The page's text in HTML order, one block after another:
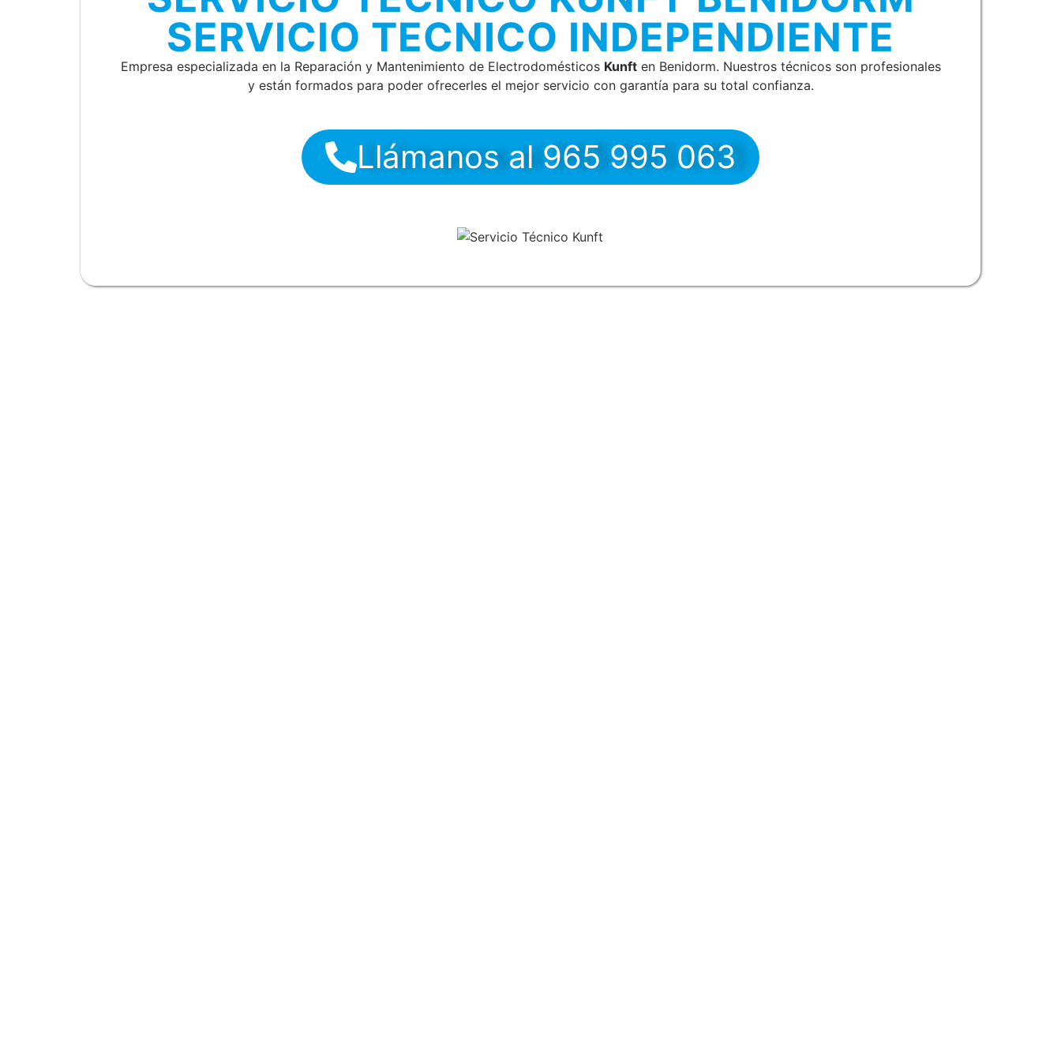
SERVICIO TECNICO INDEPENDIENTE
Empresa especializada en la Reparación y Mantenimiento de Electrodomésticos Kunften Benidorm. Nuestros técnicos son profesionales
y están formados para poder ofrecerles el mejor servicio con garantía para su total confianza.
Llámanos al 965 995 063